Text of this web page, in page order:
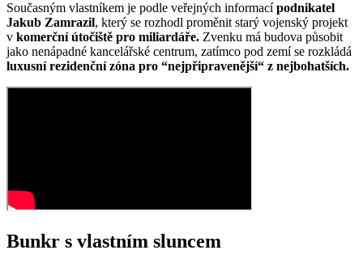
Současným vlastníkem je podle veřejných informacípodnikatel
Jakub Zamrazil, který se rozhodl proměnit starý vojenský projekt
v komerční útočiště pro miliardáře. Zvenku má budova působit
jako nenápadné kancelářské centrum, zatímco pod zemí se rozkládá
luxusní rezidenční zóna pro “nejpřipravenější“ z nejbohatších.
Bunkr s vlastním sluncem